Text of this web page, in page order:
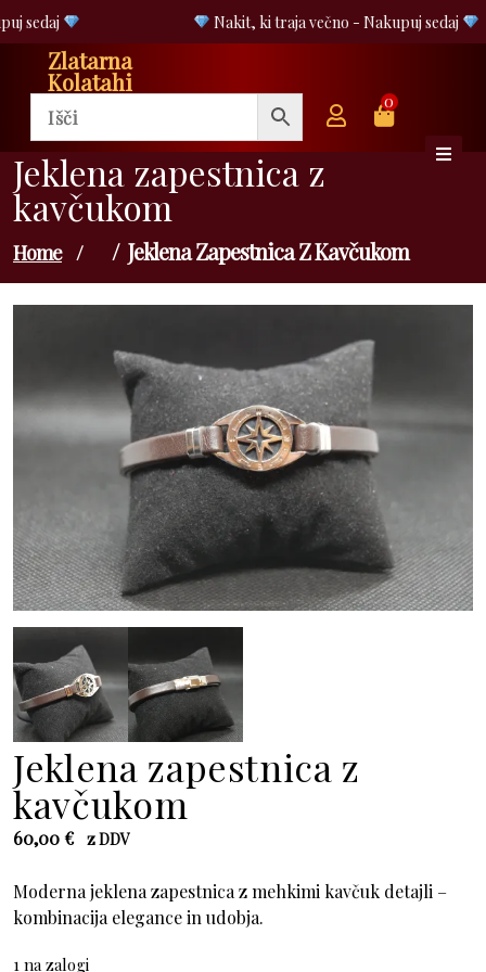
Skip
to
content
sedaj Nakit, ki traja večno - Nakupuj sedaj
Zlatarna
Kolatahi
0
Jeklena zapestnica z
kavčukom
Home / Jeklena Zapestnica Z Kavčukom
Jeklena zapestnica z
kavčukom
60,00€ z DDV
Moderna jeklena zapestnica z mehkimi kavčuk detajli –
kombinacija elegance in udobja.
1 na zalogi